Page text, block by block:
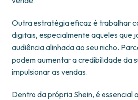
Outra estratégia eficaz é trabalhar
digitais, especialmente aqueles que
audiência alinhada ao seu nicho.
podem aumentar a credibilidade da
impulsionar as vendas.
Dentro da própria Shein, é essencial